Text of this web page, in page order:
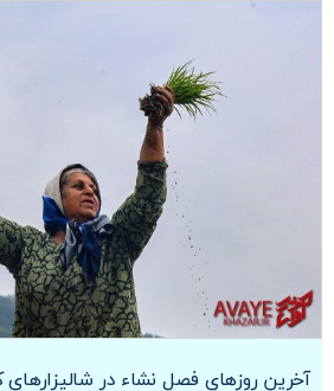
آخرین روزهای فصل نشاء در